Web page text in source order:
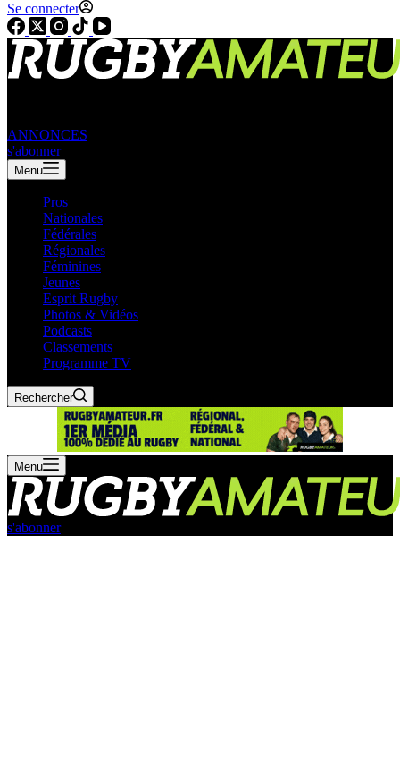
Se connecter
ANNONCES
s'abonner
Menu
Pros
Nationales
Fédérales
Régionales
Féminines
Jeunes
Esprit Rugby
Photos & Vidéos
Podcasts
Classements
Programme TV
Rechercher
Menu
s'abonner